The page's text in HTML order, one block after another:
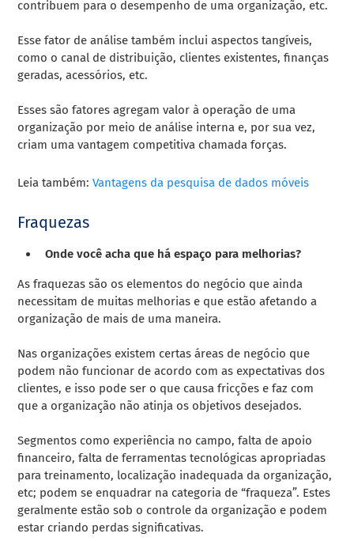
contribuem para o desempenho de uma organização, etc.
Esse fator de análise também inclui aspectos tangíveis,
como o canal de distribuição, clientes existentes, finanças
geradas, acessórios, etc.
Esses são fatores agregam valor à operação de uma
organização por meio de análise interna e, por sua vez,
criam uma vantagem competitiva chamada forças.
Leia também:Vantagens da pesquisa de dados móveis
Fraquezas
Onde você acha que há espaço para melhorias?
As fraquezas são os elementos do negócio que ainda
necessitam de muitas melhorias e que estão afetando a
organização de mais de uma maneira.
Nas organizações existem certas áreas de negócio que
podem não funcionar de acordo com as expectativas dos
clientes, e isso pode ser o que causa fricções e faz com
que a organização não atinja os objetivos desejados.
Segmentos como experiência no campo, falta de apoio
financeiro, falta de ferramentas tecnológicas apropriadas
para treinamento, localização inadequada da organização,
etc; podem se enquadrar na categoria de “fraqueza”. Estes
geralmente estão sob o controle da organização e podem
estar criando perdas significativas.